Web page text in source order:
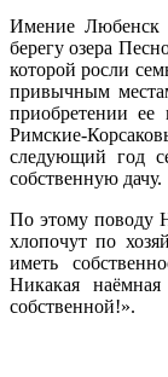
Имение Любенск
берегу озера
которой росли
привычным
приобретении ее
Римские-
следующий год
собственную дачу.
По этому поводу
хлопочут по
иметь
Никакая
собственной!».